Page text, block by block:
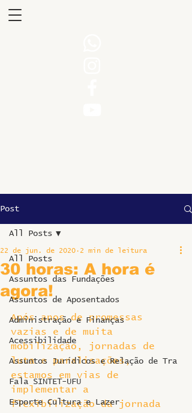
Post
All Posts
Assuntos das Fundações
Assuntos de Aposentados
Administração e Finanças
Acessibilidade
Assuntos Jurídicos e Relação de Tra
Fala SINTET-UFU
Esporte Cultura e Lazer
All Posts
30 horas: A hora é
agora!
22 de jun. de 2020 2 min de leitura
Após anos de promessas
vazias e de muita
mobilização, jornadas de
luta e paralisações,
estamos em vias de
implementar a
flexibilização da jornada